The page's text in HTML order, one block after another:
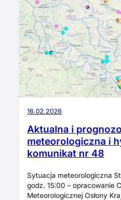
16.02.2026
Aktualna i
meteorologiczna i
komunikat nr 48
Sytuacja meteorologiczna
godz. 15:00 – opracowanie
Meteorologicznej Osłony